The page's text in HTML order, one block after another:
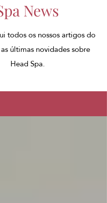
News
todos os nossos artigos do
últimas novidades sobre
Head Spa.